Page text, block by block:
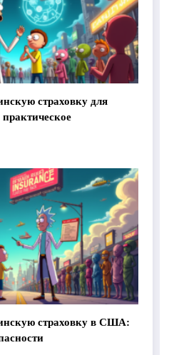
страховку для
страховку в США: